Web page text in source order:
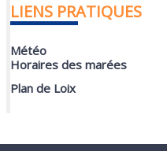
LIENS PRATIQUES
Météo
Horaires des marées
Plan de Loix